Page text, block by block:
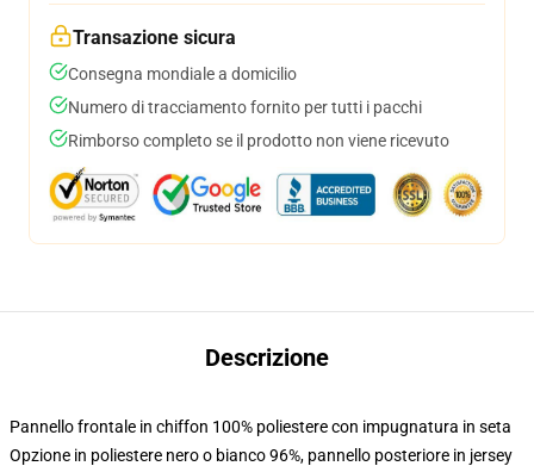
Transazione sicura
Consegna mondiale a domicilio
Numero di tracciamento fornito per tutti i pacchi
Rimborso completo se il prodotto non viene ricevuto
Descrizione
Pannello frontale in chiffon 100% poliestere con impugnatura in seta
Opzione in poliestere nero o bianco 96%, pannello posteriore in jersey